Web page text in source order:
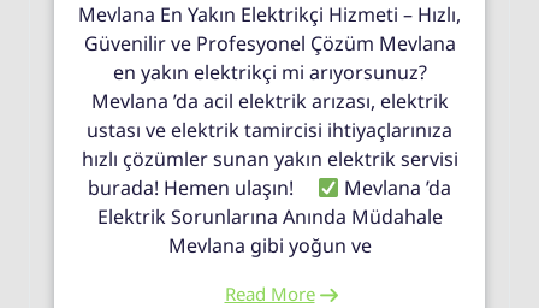
Mevlana En Yakın Elektrikçi Hizmeti – Hızlı,
Güvenilir ve Profesyonel Çözüm Mevlana
en yakın elektrikçi mi arıyorsunuz?
Mevlana ’da acil elektrik arızası, elektrik
ustası ve elektrik tamircisi ihtiyaçlarınıza
hızlı çözümler sunan yakın elektrik servisi
burada! Hemen ulaşın!
Mevlana ’da
Elektrik Sorunlarına Anında Müdahale
Mevlana gibi yoğun ve
Read More